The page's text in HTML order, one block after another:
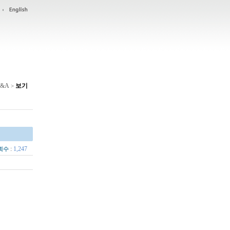
> 보기
수 : 1,247